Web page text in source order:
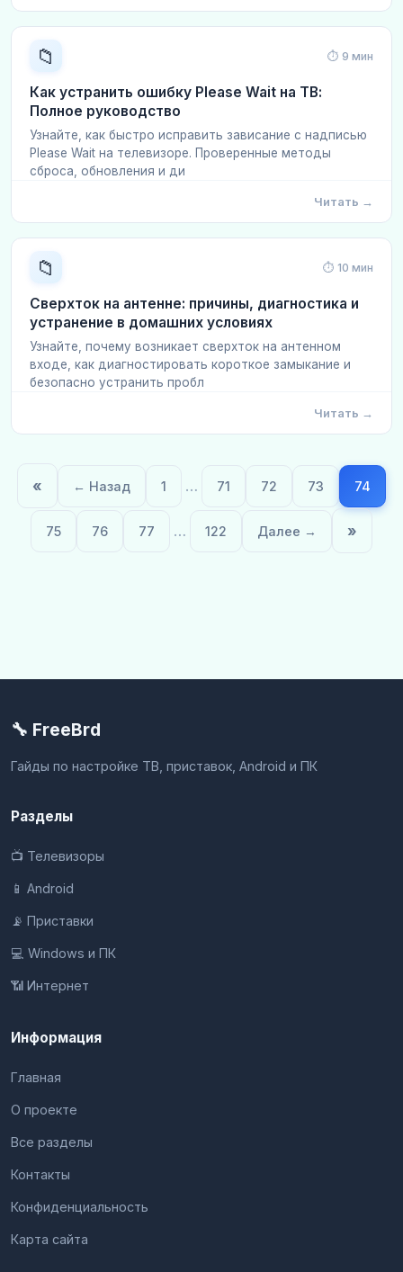
📁 ⏱ 9 мин
Как устранить ошибку Please Wait на ТВ:
Полное руководство
Узнайте, как быстро исправить зависание с надписью
Please Wait на телевизоре. Проверенные методы
сброса, обновления и ди
Читать →
📁 ⏱ 10 мин
Сверхток на антенне: причины, диагностика и
устранение в домашних условиях
Узнайте, почему возникает сверхток на антенном
входе, как диагностировать короткое замыкание и
безопасно устранить пробл
Читать →
« ← Назад 1 … 71 72 73 74
75 76 77 … 122 Далее → »
🔧 FreeBrd
Гайды по настройке ТВ, приставок, Android и ПК
Разделы
📺 Телевизоры
📱 Android
📡 Приставки
💻 Windows и ПК
📶 Интернет
Информация
Главная
О проекте
Все разделы
Контакты
Конфиденциальность
Карта сайта